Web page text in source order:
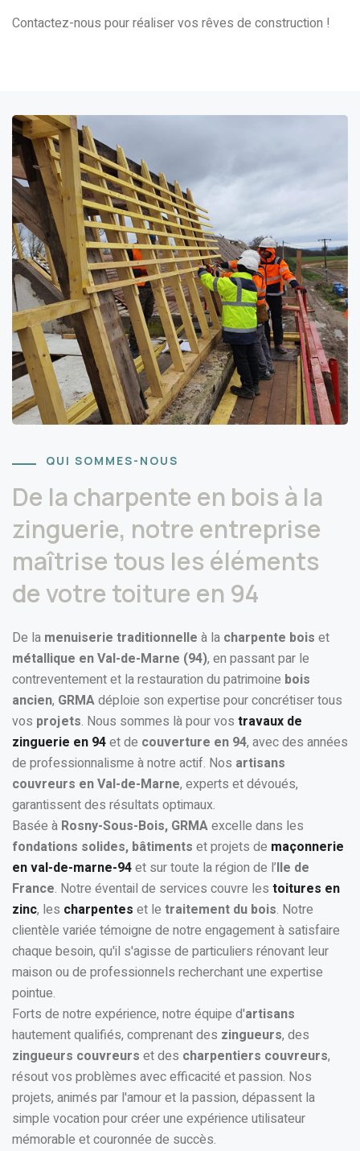
Contactez-nous pour réaliser vos rêves de construction !
QUI SOMMES-NOUS
De la charpente en bois à la
zinguerie, notre entreprise
maîtrise tous les éléments
de votre toiture en 94
De la menuiserie traditionnelle à la charpente bois et
métallique en Val-de-Marne (94), en passant par le
contreventement et la restauration du patrimoine bois
ancien, GRMAdéploie son expertise pour concrétiser tous
vos projets. Nous sommes là pour vos travaux de
zinguerie en 94et de couverture en 94, avec des années
de professionnalisme à notre actif. Nos artisans
couvreurs en Val-de-Marne, experts et dévoués,
garantissent des résultats optimaux.
Basée à Rosny-Sous-Bois, GRMAexcelle dans les
fondations solides, bâtiments et projets de maçonnerie
en val-de-marne-94et sur toute la région de l’Ile de
France. Notre éventail de services couvre les toitures en
zinc, les charpentes et le traitement du bois. Notre
clientèle variée témoigne de notre engagement à satisfaire
chaque besoin, qu'il s'agisse de particuliers rénovant leur
maison ou de professionnels recherchant une expertise
pointue.
Forts de notre expérience, notre équipe d'artisans
hautement qualifiés, comprenant des zingueurs, des
zingueurs couvreurs et des charpentiers couvreurs,
résout vos problèmes avec efficacité et passion. Nos
projets, animés par l'amour et la passion, dépassent la
simple vocation pour créer une expérience utilisateur
mémorable et couronnée de succès.